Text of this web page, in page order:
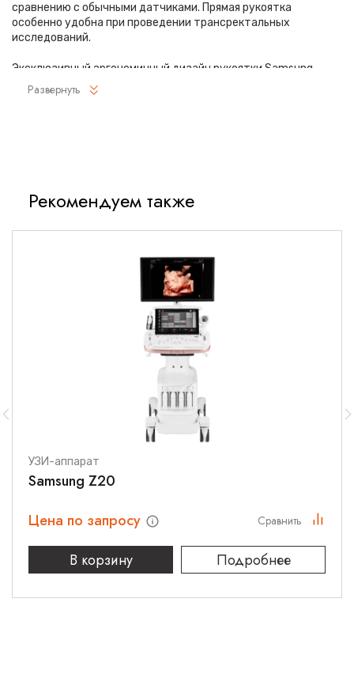
сравнению с обычными датчиками. Прямая рукоятка
особенно удобна при проведении трансректальных
исследований.
Эксклюзивный эргономичный дизайн рукоятки Samsung
обеспечивает снижение нагрузки на кисть врача во время
рутинных исследований.
Развернуть
Рекомендуем также
УЗИ-аппарат
Samsung Z20
Цена по запросу
В корзину
Подробнее
Сравнить